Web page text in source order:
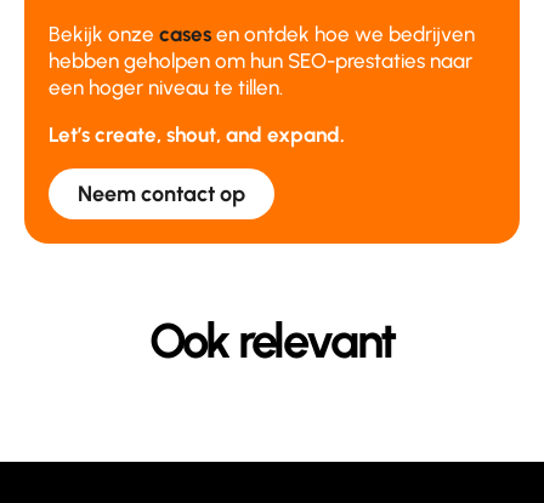
Bekijk onze cases en ontdek hoe we bedrijven
hebben geholpen om hun SEO-prestaties naar
een hoger niveau te tillen.
Let’s create, shout, and expand.
Neem contact op
Ook relevant